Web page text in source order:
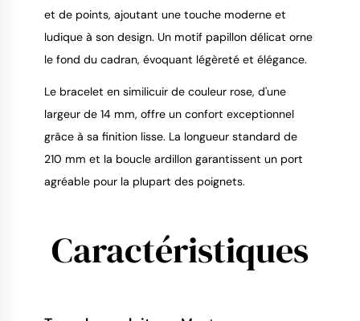
et de points, ajoutant une touche moderne et
ludique à son design. Un motif papillon délicat orne
le fond du cadran, évoquant légèreté et élégance.
Le bracelet en similicuir de couleur rose, d'une
largeur de 14 mm, offre un confort exceptionnel
grâce à sa finition lisse. La longueur standard de
210 mm et la boucle ardillon garantissent un port
agréable pour la plupart des poignets.
Caractéristiques